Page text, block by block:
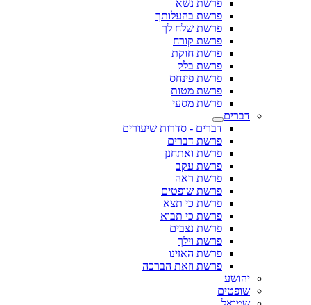
פרשת נשא
פרשת בהעלותך
פרשת שלח לך
פרשת קורח
פרשת חוקת
פרשת בלק
פרשת פינחס
פרשת מטות
פרשת מסעי
דברים
דברים - סדרות שיעורים
פרשת דברים
פרשת ואתחנן
פרשת עקב
פרשת ראה
פרשת שופטים
פרשת כי תצא
פרשת כי תבוא
פרשת נצבים
פרשת וילך
פרשת האזינו
פרשת וזאת הברכה
יהושע
שופטים